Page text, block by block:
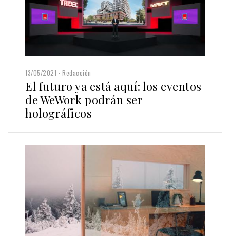
13/05/2021 Redacción
El futuro ya está aquí: los eventos
de WeWork podrán ser
holográficos